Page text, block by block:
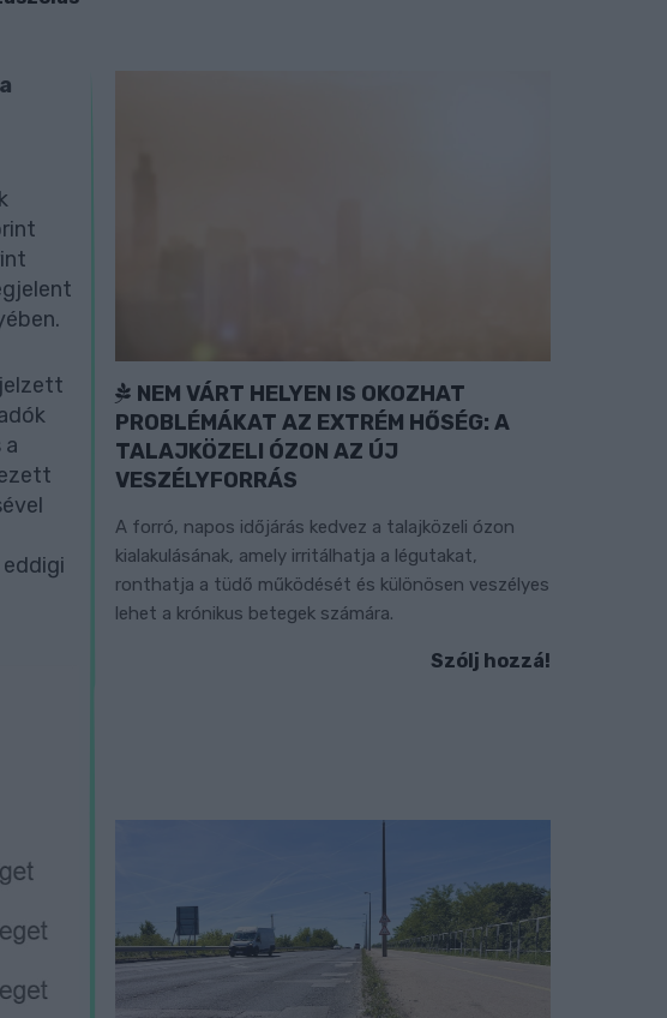
a
NEM VÁRT HELYEN IS OKOZHAT
PROBLÉMÁKAT AZ EXTRÉM HŐSÉG: A
TALAJKÖZELI ÓZON AZ ÚJ
VESZÉLYFORRÁS
A forró, napos időjárás kedvez a talajközeli ózon
kialakulásának, amely irritálhatja a légutakat,
ronthatja a tüdő működését és különösen veszélyes
lehet a krónikus betegek számára.
Szólj hozzá!